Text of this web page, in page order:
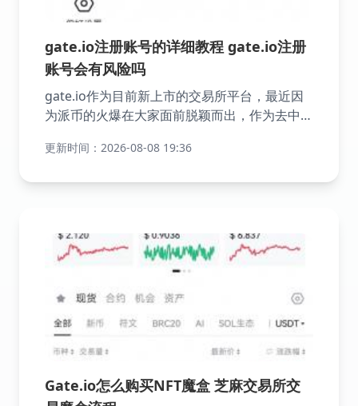
gate.io注册账号的详细教程 gate.io注册
账号会有风险吗
gate.io作为目前新上市的交易所平台，最近因
为派币的火爆在大家面前脱颖而出，作为去中心
gate.io交易所中进行账号注册，按照下面的注
更新时间：2026-08-08 19:36
Gate.io怎么购买NFT魔盒 芝麻交易所交